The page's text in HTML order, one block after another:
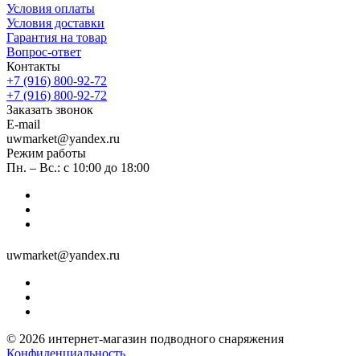
Условия оплаты
Условия доставки
Гарантия на товар
Вопрос-ответ
Контакты
+7 (916) 800-92-72
+7 (916) 800-92-72
Заказать звонок
E-mail
uwmarket@yandex.ru
Режим работы
Пн. – Вс.: с 10:00 до 18:00
uwmarket@yandex.ru
© 2026 интернет-магазин подводного снаряжения
Конфиденциальность